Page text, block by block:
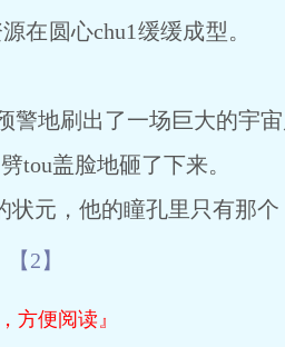
在圆心chu1缓缓成型。
地刷出了一场巨大的宇宙
盖脸地砸了下来。
元，他的瞳孔里只有那个
【2】
方便阅读』